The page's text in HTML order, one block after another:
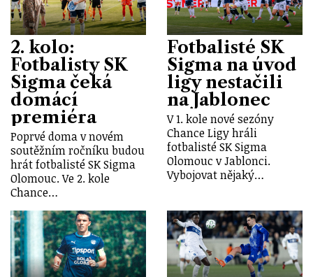
2. kolo:
Fotbalisty SK
Sigma čeká
domácí
premiéra
Poprvé doma v novém
soutěžním ročníku budou
hrát fotbalisté SK Sigma
Olomouc. Ve 2. kole
Chance…
Fotbalisté SK
Sigma na úvod
ligy nestačili
na Jablonec
V 1. kole nové sezóny
Chance Ligy hráli
fotbalisté SK Sigma
Olomouc v Jablonci.
Vybojovat nějaký…